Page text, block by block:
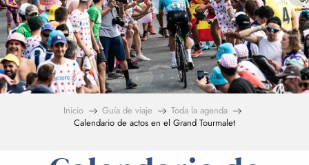
Inicio Guía de viaje
Toda la agenda
Calendario de actos en el Grand Tourmalet